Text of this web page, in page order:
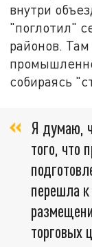
внутри
"поглотил"
районов.
собираясь
Я думаю,
того, что
перешла
торговых